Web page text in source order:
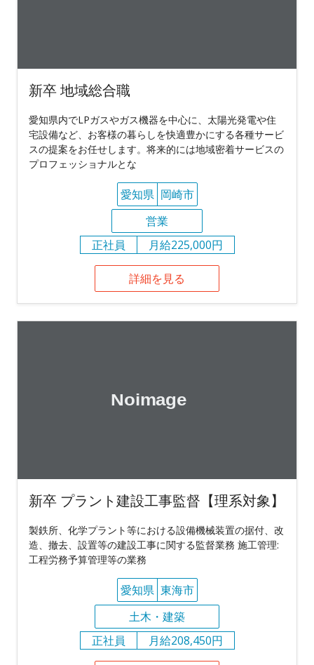
新卒 地域総合職
愛知県内でLPガスやガス機器を中心に、太陽光発電や住
宅設備など、お客様の暮らしを快適豊かにする各種サービ
スの提案をお任せします。将来的には地域密着サービスの
プロフェッショナルとな
愛知県 岡崎市
営業
正社員
月給225,000円
詳細を見る
新卒 プラント建設工事監督【理系対象】
製鉄所、化学プラント等における設備機械装置の据付、改
造、撤去、設置等の建設工事に関する監督業務 施工管理:
工程労務予算管理等の業務
愛知県 東海市
土木・建築
正社員
月給208,450円